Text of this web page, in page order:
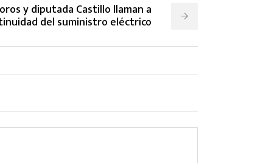
y diputada Castillo llaman a
del suministro eléctrico